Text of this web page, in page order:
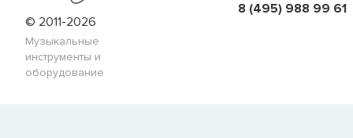
© 2011-2026
Музыкальные
инструменты и
оборудование
8 (495) 988 99 61